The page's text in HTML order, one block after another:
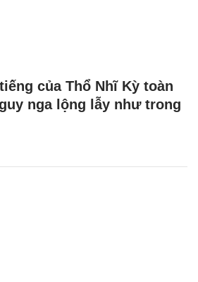
của Thổ Nhĩ Kỳ toàn
nga lộng lẫy như trong